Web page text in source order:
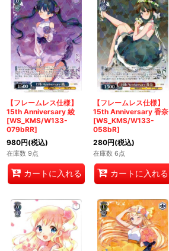
【フレームレス仕様】
15th Anniversary 綾
[WS_KMS/W133-
079bRR]
980円(税込)
在庫数 9点
カートに入れる
【フレームレス仕様】
15th Anniversary 香奈
[WS_KMS/W133-
058bR]
280円(税込)
在庫数 6点
カートに入れる